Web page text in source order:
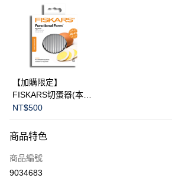
3 期 0 利率 每期
合作金庫商業銀行
華南商業銀行
上海商業儲蓄銀行
國泰世華商業銀行
臺灣中小企業銀行
匯豐（台灣）商業銀行
聯邦商業銀行
元大商業銀行
台新國際商業銀行
LINE Pay
Apple Pay
運送方式
黑貓宅急便
【加購限定】
FISKARS切蛋器(本商
品不提供破損保證)
NT$500
商品特色
商品編號
9034683